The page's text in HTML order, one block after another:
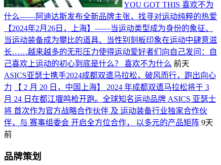
YOU GOT THIS 喜欢不为
什么——阿迪达斯发布全新品牌主张，找寻对运动纯粹的热爱
【2024年2月26日，上海】——当运动类型成为身份的象征、
当运动装备成为攀比的道具、当性别刻板印象在运动中肆意滋
长……越来越多的无形压力使得运动爱好者们向自己发问：自
己喜欢上运动的初心到底是什么？ 喜欢不为什么 前天
ASICS亚瑟士携手2024成都双遗马拉松，破风而行，跑出向心
力
【 2 月 20 日，中国上海】 2024 年成都双遗马拉松将于 3
月 24 日在都江堰鸣枪开跑。全球知名运动品牌 ASICS 亚瑟士
将 首次作为官方战略合作伙伴 及 运动装备行业独家合作伙
伴，与 赛事组委会 开启全方位合作， 以多元的产品矩阵 9天
前
品牌策划